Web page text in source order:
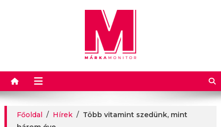
Márkamonitor
Főoldal / Hírek / Több vitamint szedünk, mint